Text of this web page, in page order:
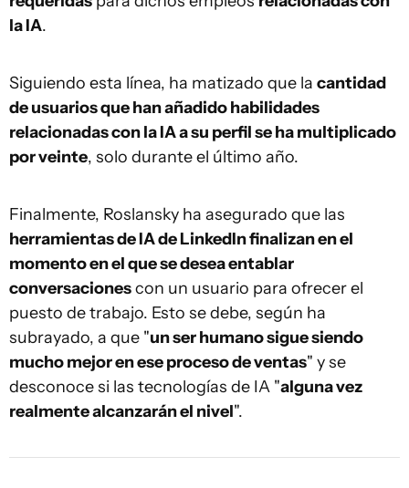
la IA.
Siguiendo esta línea, ha matizado que la cantidad
de usuarios que han añadido habilidades
relacionadas con la IA a su perfil se ha multiplicado
por veinte, solo durante el último año.
Finalmente, Roslansky ha asegurado que las
herramientas de IA de LinkedIn finalizan en el
momento en el que se desea entablar
conversacionescon un usuario para ofrecer el
puesto de trabajo. Esto se debe, según ha
subrayado, a que "un ser humano sigue siendo
mucho mejor en ese proceso de ventas" y se
desconoce si las tecnologías de IA "alguna vez
realmente alcanzarán el nivel".